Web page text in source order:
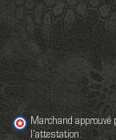
Marchand approuvé
l'attestation.